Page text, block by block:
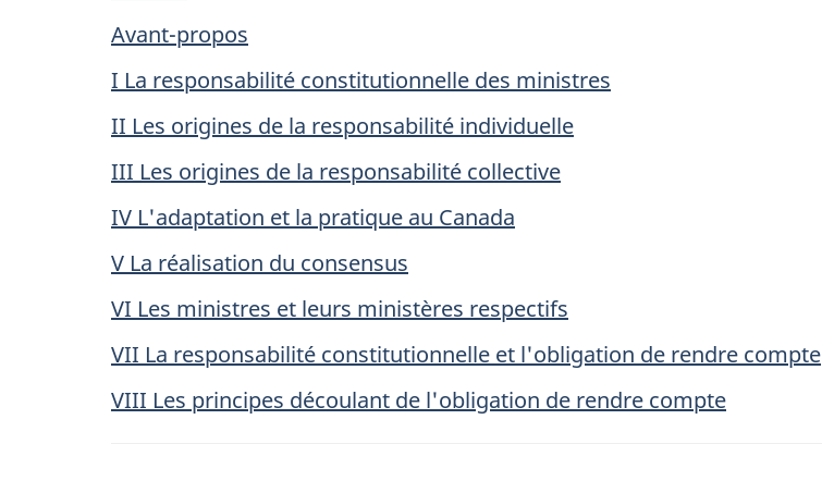
Avant-propos
I La responsabilité constitutionnelle des ministres
II Les origines de la responsabilité individuelle
III Les origines de la responsabilité collective
IV L'adaptation et la pratique au Canada
V La réalisation du consensus
VI Les ministres et leurs ministères respectifs
VII La responsabilité constitutionnelle et l'obligation de rendre compte
VIII Les principes découlant de l'obligation de rendre compte